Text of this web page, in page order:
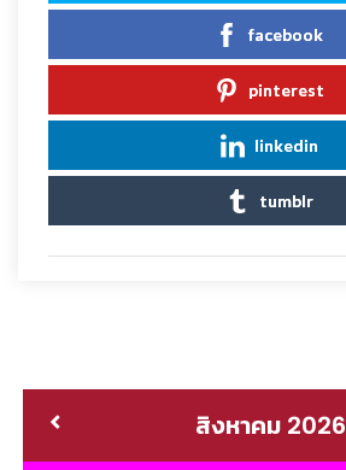
facebook
pinterest
linkedin
tumblr
สิงหาคม 2026